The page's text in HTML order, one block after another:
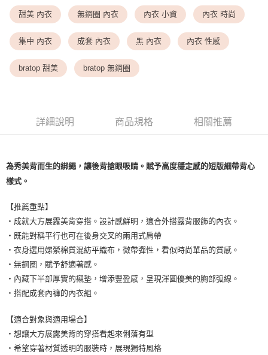
<無合作配送請勿選取>萊爾富取貨付款
<無合作配送請勿選取>付款後萊爾富取貨
每筆NT$9,999
付款後7-11取貨
黑貓宅配
每筆NT$100，滿NT$1,500(含以上)免運費
離島宅配
每筆NT$200，滿NT$1,500(含以上)免運費
甜美 內衣 無鋼圈 內衣 內衣 小資 內衣 時尚
集中 內衣 成套 內衣 黑 內衣 內衣 性感
bratop 甜美 bratop 無鋼圈
詳細說明 商品規格 相關推薦
為秀美背而生的綁繩，讓後背搶眼吸睛。賦予高度穩定感的短版細帶背心
樣式。
【推薦重點】
・成就大方展露美背穿搭。設計感鮮明，適合外搭露背服飾的內衣。
・既能對稱平行也可在後身交叉的兩用式肩帶
・衣身選用嫘縈棉質混紡平織布，微帶彈性，看似時尚單品的質感。
・無鋼圈，賦予舒適著感。
・內藏下半部厚實的襯墊，增添豐盈感，呈現渾圓優美的胸部弧線。
・搭配成套內褲的內衣組。
【適合對象與適用場合】
・想讓大方展露美背的穿搭看起來俐落有型
・希望穿著材質透明的服裝時，展現獨特風格